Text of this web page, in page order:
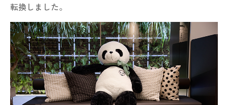
転換しました。